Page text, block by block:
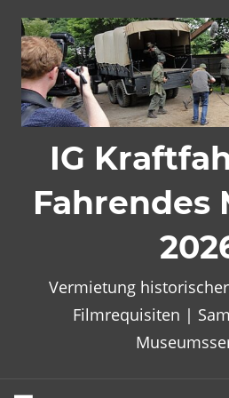
Inhalt
springen
IG
Fahrendes
Vermietung
Filmrequisiten |